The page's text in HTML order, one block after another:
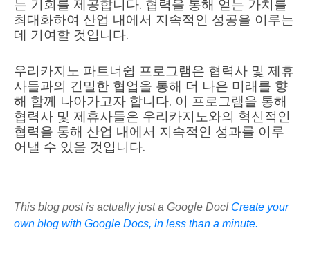
는 기회를 제공합니다. 협력을 통해 얻는 가치를
최대화하여 산업 내에서 지속적인 성공을 이루는
데 기여할 것입니다.
우리카지노 파트너쉽 프로그램은 협력사 및 제휴
사들과의 긴밀한 협업을 통해 더 나은 미래를 향
해 함께 나아가고자 합니다. 이 프로그램을 통해
협력사 및 제휴사들은 우리카지노와의 혁신적인
협력을 통해 산업 내에서 지속적인 성과를 이루
어낼 수 있을 것입니다.
This blog post is actually just a Google Doc! Create your
own blog with Google Docs, in less than a minute.